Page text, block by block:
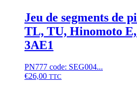
variations.
Les
options
sur
Jeu de segments de
TL, TU, Hinomoto
3AE1
PN777 code: SEG004...
€26,00 TTC